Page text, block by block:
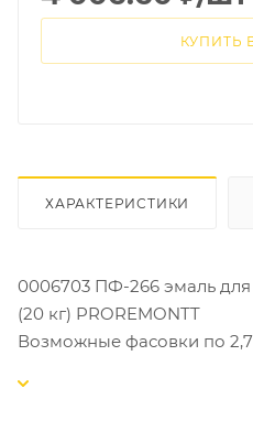
КУПИТЬ
ХАРАКТЕРИСТИКИ
0006703 ПФ-266 эмаль
(20 кг) PROREMONTT
Возможные фасовки по 2,7